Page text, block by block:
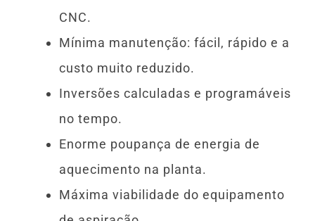
CNC.
Mínima manutenção: fácil, rápido e a
custo muito reduzido.
Inversões calculadas e programáveis
no tempo.
Enorme poupança de energia de
aquecimento na planta.
Máxima viabilidade do equipamento